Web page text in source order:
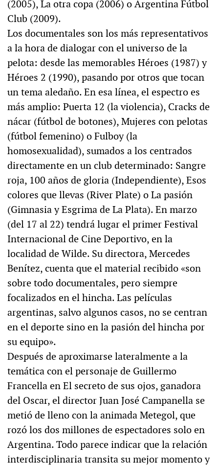
(2005), La otra copa (2006) o Argentina Fútbol
Club (2009).
Los documentales son los más representativos
a la hora de dialogar con el universo de la
pelota: desde las memorables Héroes (1987) y
Héroes 2 (1990), pasando por otros que tocan
un tema aledaño. En esa línea, el espectro es
más amplio: Puerta 12 (la violencia), Cracks de
nácar (fútbol de botones), Mujeres con pelotas
(fútbol femenino) o Fulboy (la
homosexualidad), sumados a los centrados
directamente en un club determinado: Sangre
roja, 100 años de gloria (Independiente), Esos
colores que llevas (River Plate) o La pasión
(Gimnasia y Esgrima de La Plata). En marzo
(del 17 al 22) tendrá lugar el primer Festival
Internacional de Cine Deportivo, en la
localidad de Wilde. Su directora, Mercedes
Benítez, cuenta que el material recibido «son
sobre todo documentales, pero siempre
focalizados en el hincha. Las películas
argentinas, salvo algunos casos, no se centran
en el deporte sino en la pasión del hincha por
su equipo».
Después de aproximarse lateralmente a la
temática con el personaje de Guillermo
Francella en El secreto de sus ojos, ganadora
del Oscar, el director Juan José Campanella se
metió de lleno con la animada Metegol, que
rozó los dos millones de espectadores solo en
Argentina. Todo parece indicar que la relación
interdisciplinaria transita su mejor momento y